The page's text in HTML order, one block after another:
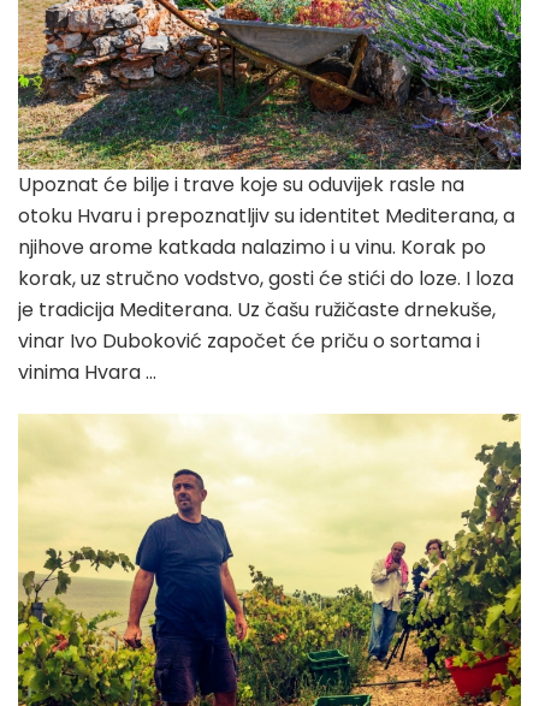
Upoznat će bilje i trave koje su oduvijek rasle na
otoku Hvaru i prepoznatljiv su identitet Mediterana, a
njihove arome katkada nalazimo i u vinu. Korak po
korak, uz stručno vodstvo, gosti će stići do loze. I loza
je tradicija Mediterana. Uz čašu ružičaste drnekuše,
vinar Ivo Duboković započet će priču o sortama i
vinima Hvara …